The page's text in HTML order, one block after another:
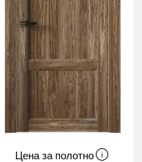
Цена за полотно